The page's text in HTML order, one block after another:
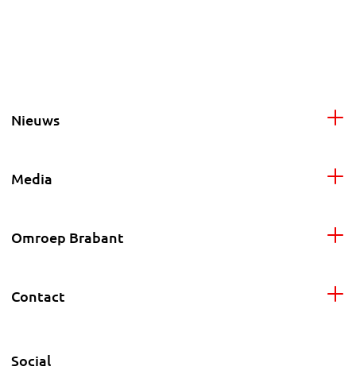
Nieuws
Media
Omroep Brabant
Contact
Social